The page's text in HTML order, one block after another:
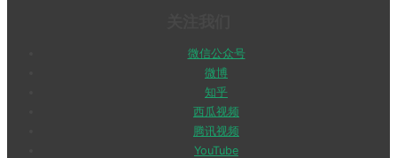
微信公众号
微博
知乎
西瓜视频
腾讯视频
YouTube